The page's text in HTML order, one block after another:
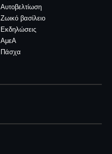
Αυτοβελτίωση
Ζωικό βασίλειο
Εκδηλώσεις
ΑμεΑ
Πάσχα